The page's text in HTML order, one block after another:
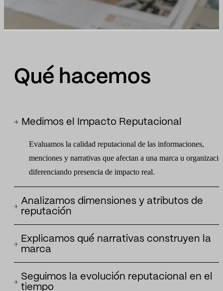
Qué hacemos
Medimos el Impacto Reputacional
Evaluamos la calidad reputacional de las informaciones,
menciones y narrativas que afectan a una marca u
diferenciando presencia de impacto real.
Analizamos dimensiones y atributos de
reputación
Identificamos qué aspectos de la reputación se están
o deteriorando: liderazgo, innovación, integridad, desempeño,
sostenibilidad, compromiso social o cercanía.
Explicamos qué narrativas construyen la
marca
Detectamos los relatos que explican la posición pública de
marca y cómo esos relatos influyen en su percepción,
Seguimos la evolución reputacional en el
tiempo